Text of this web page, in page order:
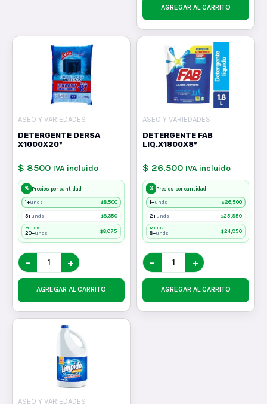
AGREGAR AL CARRITO
ASEO Y VARIEDADES
DETERGENTE DERSA
X1000X20*
$ 8500 IVA incluido
% Precios por cantidad
1+unds $8,500
3+unds $8,350
MEJOR
20+unds $8,075
− +
AGREGAR AL CARRITO
ASEO Y VARIEDADES
DETERGENTE FAB
LIQ.X1800X8*
$ 26.500 IVA incluido
% Precios por cantidad
1+unds $26,500
2+unds $25,950
MEJOR
8+unds $24,950
− +
AGREGAR AL CARRITO
ASEO Y VARIEDADES